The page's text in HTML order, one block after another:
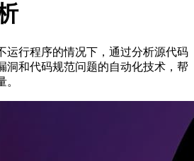
运行程序的情况下，通过分析源代码
洞和代码规范问题的自动化技术，帮